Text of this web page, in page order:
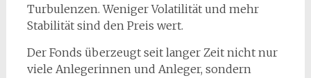
Turbulenzen. Weniger Volatilität und mehr
Stabilität sind den Preis wert.
Der Fonds überzeugt seit langer Zeit nicht nur
viele Anlegerinnen und Anleger, sondern